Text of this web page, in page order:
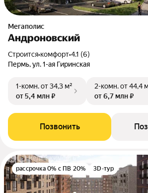
Мегаполис
Андроновский
Строится•комфорт•4.1 (6)
Пермь, ул. 1-ая Гиринская
1-комн.от 34,3 м²
от 5,4 млн ₽
2-комн.от 44,4
от 6,7 млн ₽
Позвонить
рассрочка 0% с ПВ 20% 3D-тур